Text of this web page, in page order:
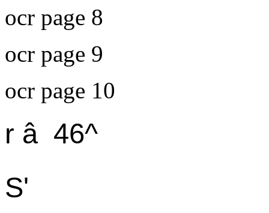
ocr page 8
ocr page 9
ocr page 10
r â 46^
S'